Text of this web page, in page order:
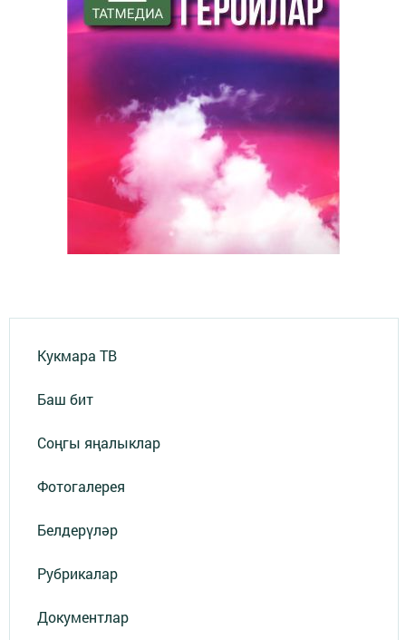
Кукмара ТВ
Баш бит
Соңгы яңалыклар
Фотогалерея
Белдерүләр
Рубрикалар
Документлар